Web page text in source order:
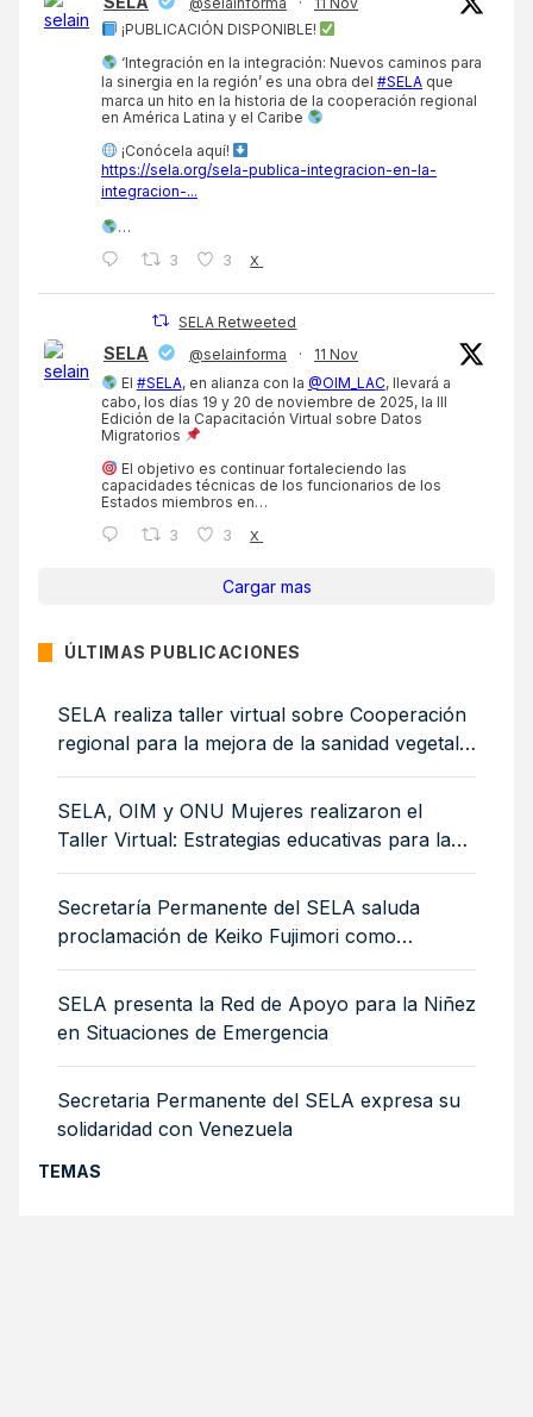
¡PUBLICACIÓN DISPONIBLE!
‘Integración en la integración: Nuevos caminos para
la sinergia en la región’ es una obra del #SELA que
marca un hito en la historia de la cooperación regional
en América Latina y el Caribe
¡Conócela aquí!
https://sela.org/sela-publica-integracion-en-la-
integracion-...
…
3
3 X
SELA Retweeted
SELA @selainforma ·
11 Nov
El #SELA, en alianza con la @OIM_LAC, llevará a
cabo, los días 19 y 20 de noviembre de 2025, la III
Edición de la Capacitación Virtual sobre Datos
Migratorios
El objetivo es continuar fortaleciendo las
capacidades técnicas de los funcionarios de los
Estados miembros en…
3
3 X
Cargar mas
ÚLTIMAS PUBLICACIONES
SELA realiza taller virtual sobre Cooperación
regional para la mejora de la sanidad vegetal:
medidas sanitarias y fitosanitarias para la
sostenibilidad ambiental
SELA, OIM y ONU Mujeres realizaron el
Taller Virtual: Estrategias educativas para la
integración de mujeres y niñas migrantes
Secretaría Permanente del SELA saluda
proclamación de Keiko Fujimori como
Presidenta de Perú
SELA presenta la Red de Apoyo para la Niñez
en Situaciones de Emergencia
Secretaria Permanente del SELA expresa su
solidaridad con Venezuela
TEMAS